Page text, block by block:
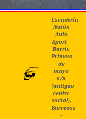
Escudería
Nalón
Auto
Sport -
Barrio
Primero
de
mayo
s/n
(antiguo
centro
social).
Barredos
-